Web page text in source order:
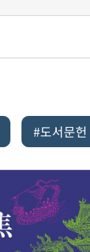
#도서문헌